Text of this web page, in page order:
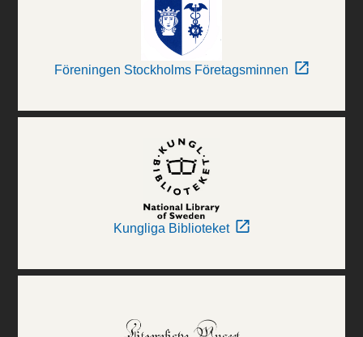
Föreningen Stockholms Företagsminnen
Kungliga Biblioteket